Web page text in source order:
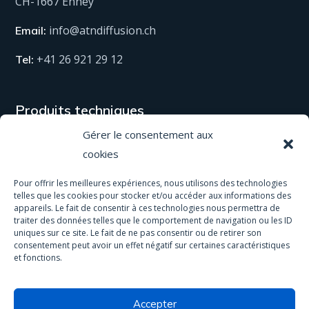
Gérer le consentement aux
cookies
Pour offrir les meilleures expériences, nous utilisons des technologies
telles que les cookies pour stocker et/ou accéder aux informations des
appareils. Le fait de consentir à ces technologies nous permettra de
traiter des données telles que le comportement de navigation ou les ID
uniques sur ce site. Le fait de ne pas consentir ou de retirer son
consentement peut avoir un effet négatif sur certaines caractéristiques
et fonctions.
Accepter
Email: info@atndiffusion.ch
Tel: +41 26 921 29 12
Produits techniques
Equipement de protection
Spas & Piscines
Traitement antidérapant